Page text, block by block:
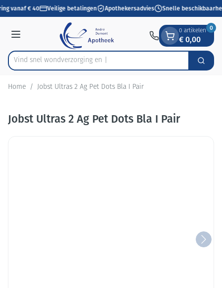
Ga naar de inhoud
1 van 1
vanaf € 40 Veilige betalingen Apothekersadvies Snelle
Menu
Product, merk, categorie...
Vind snel wondverzorg Zoek
0 artikelen
€ 0,00
0
Home / Jobst Ultras 2 Ag Pet Dots Bla I Pair
Jobst Ultras 2 Ag Pet Dots Bla I Pair